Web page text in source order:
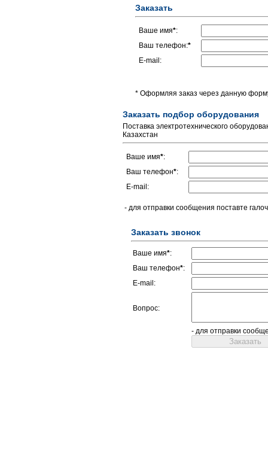
Заказать
Ваше имя*:
Ваш телефон:*
E-mail:
* Оформляя заказ через данную
Заказать подбор оборудования
Поставка электротехнического
Казахстан
Ваше имя*:
Ваш телефон*:
E-mail:
- для отправки сообщения поставте
Заказать звонок
Ваше имя*:
Ваш телефон*:
E-mail:
Вопрос:
- для отправки